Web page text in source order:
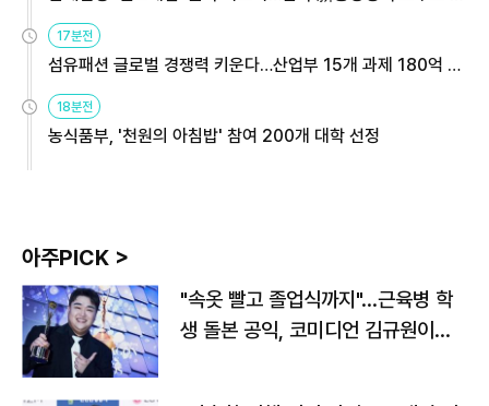
용해야
17분전
섬유패션 글로벌 경쟁력 키운다…산업부 15개 과제 180억 지
원
18분전
농식품부, '천원의 아침밥' 참여 200개 대학 선정
아주PICK >
"속옷 빨고 졸업식까지"…근육병 학
생 돌본 공익, 코미디언 김규원이었